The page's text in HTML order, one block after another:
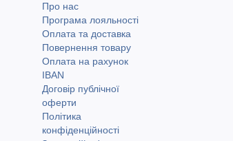
Про нас
Програма лояльності
Оплата та доставка
Повернення товару
Оплата на рахунок
IBAN
Договір публічної
оферти
Політика
конфіденційності